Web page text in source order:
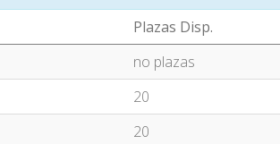
Plazas Disp.
no plazas
20
20